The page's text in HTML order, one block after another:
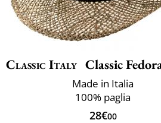
Classic Italy Classic
Made in Italia
100% paglia
28€00